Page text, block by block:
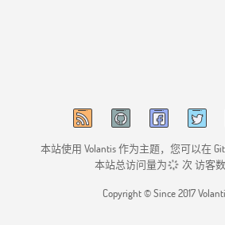
本站使用 Volantis作为主题，您可以在
本站总访问量为
次 访客
Copyright © Since 2017